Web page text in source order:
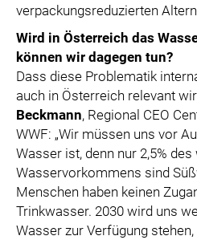
verpackungsreduzierten
Wird in Österreich das
können wir dagegen tun?
Dass diese Problematik
auch in Österreich relevant
Beckmann, Regional CEO
WWF: „Wir müssen uns vor
Wasser ist, denn nur 2,5%
Wasservorkommens sind
Menschen haben keinen
Trinkwasser. 2030 wird uns
Wasser zur Verfügung